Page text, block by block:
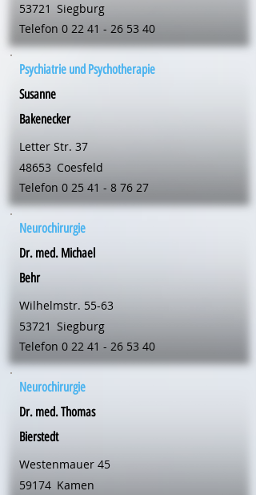
53721 Siegburg
Telefon 0 22 41 - 26 53 40
Psychiatrie und Psychotherapie
Susanne
Bakenecker
Letter Str. 37
48653 Coesfeld
Telefon 0 25 41 - 8 76 27
Neurochirurgie
Dr. med. Michael
Behr
Wilhelmstr. 55-63
53721 Siegburg
Telefon 0 22 41 - 26 53 40
Neurochirurgie
Dr. med. Thomas
Bierstedt
Westenmauer 45
59174 Kamen